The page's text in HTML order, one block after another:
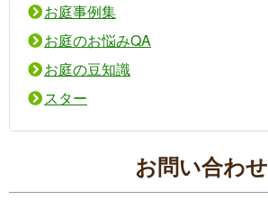
お庭事例集
お庭のお悩みQA
お庭の豆知識
スター
お問い合わせ